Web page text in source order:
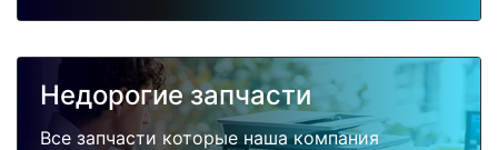
Недорогие запчасти
Все запчасти которые наша компания